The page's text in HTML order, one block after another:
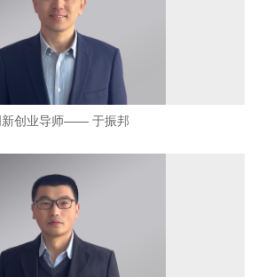
创业导师—— 于振邦